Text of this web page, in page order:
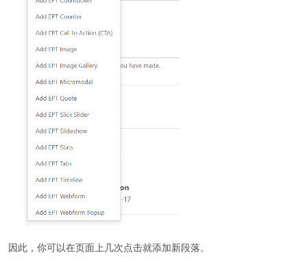
因此，你可以在页面上几次点击就添加新段落。